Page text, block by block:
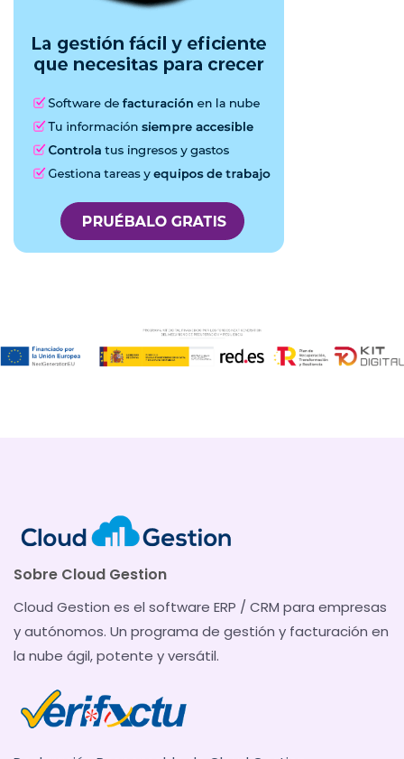
Sobre Cloud Gestion
Cloud Gestion es el software ERP / CRM para empresas
y autónomos. Un programa de gestión y facturación en
la nube ágil, potente y versátil.